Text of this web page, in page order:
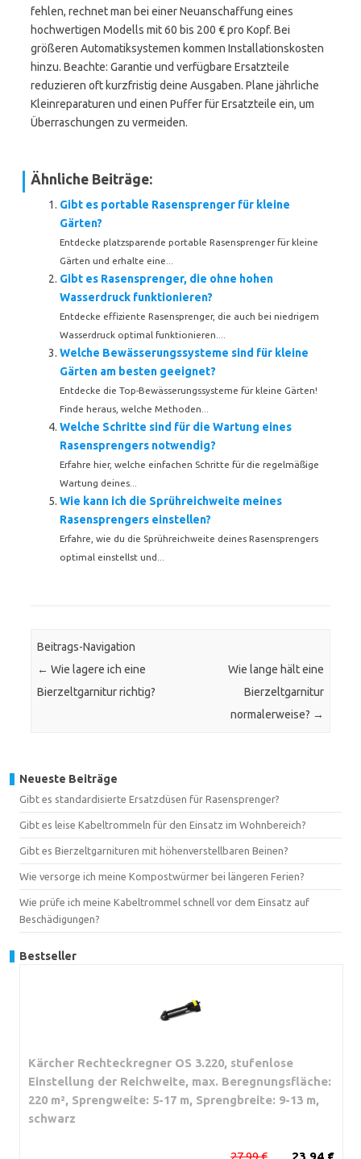
fehlen, rechnet man bei einer Neuanschaffung eines
hochwertigen Modells mit 60 bis 200 € pro Kopf. Bei
größeren Automatiksystemen kommen Installationskosten
hinzu. Beachte: Garantie und verfüg­bare Ersatzteile
reduzieren oft kurzfristig deine Ausgaben. Plane jährliche
Kleinreparaturen und einen Puffer für Ersatzteile ein, um
Überraschungen zu vermeiden.
Ähnliche Beiträge:
Gibt es portable Rasensprenger für kleine
Gärten?
Entdecke platzsparende portable Rasensprenger für kleine
Gärten und erhalte eine...
Gibt es Rasensprenger, die ohne hohen
Wasserdruck funktionieren?
Entdecke effiziente Rasensprenger, die auch bei niedrigem
Wasserdruck optimal funktionieren....
Welche Bewässerungssysteme sind für kleine
Gärten am besten geeignet?
Entdecke die Top-Bewässerungssysteme für kleine Gärten!
Finde heraus, welche Methoden...
Welche Schritte sind für die Wartung eines
Rasensprengers notwendig?
Erfahre hier, welche einfachen Schritte für die regelmäßige
Wartung deines...
Wie kann ich die Sprühreichweite meines
Rasensprengers einstellen?
Erfahre, wie du die Sprühreichweite deines Rasensprengers
optimal einstellst und...
Beitrags-Navigation
← Wie lagere ich eine
Bierzeltgarnitur richtig?
Wie lange hält eine
Bierzeltgarnitur
normalerweise? →
Neueste Beiträge
Gibt es standardisierte Ersatzdüsen für Rasensprenger?
Gibt es leise Kabeltrommeln für den Einsatz im Wohnbereich?
Gibt es Bierzeltgarnituren mit höhenverstellbaren Beinen?
Wie versorge ich meine Kompostwürmer bei längeren Ferien?
Wie prüfe ich meine Kabeltrommel schnell vor dem Einsatz auf
Beschädigungen?
Bestseller
Kärcher Rechteckregner OS 3.220, stufenlose
Einstellung der Reichweite, max. Beregnungsfläche:
220 m², Sprengweite: 5-17 m, Sprengbreite: 9-13 m,
schwarz
23,94 €
27,99 €